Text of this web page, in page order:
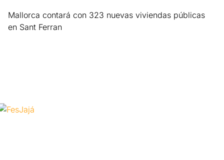
Mallorca contará con 323 nuevas viviendas públicas
en Sant Ferran